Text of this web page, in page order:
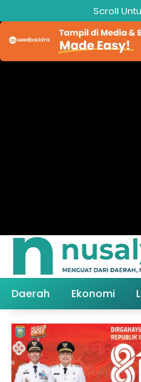
ke
konten
Scroll
Daerah Ekonomi